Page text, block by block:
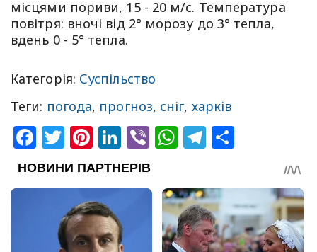
місцями пориви, 15 - 20 м/с. Температура
повітря: вночі від 2° морозу до 3° тепла,
вдень 0 - 5° тепла.
Категорія: Суспільство
Теги: погода, прогноз, сніг, харків
Facebook
Twitter
Pinterest
LinkedIn
ViberWhatsApp
Telegram